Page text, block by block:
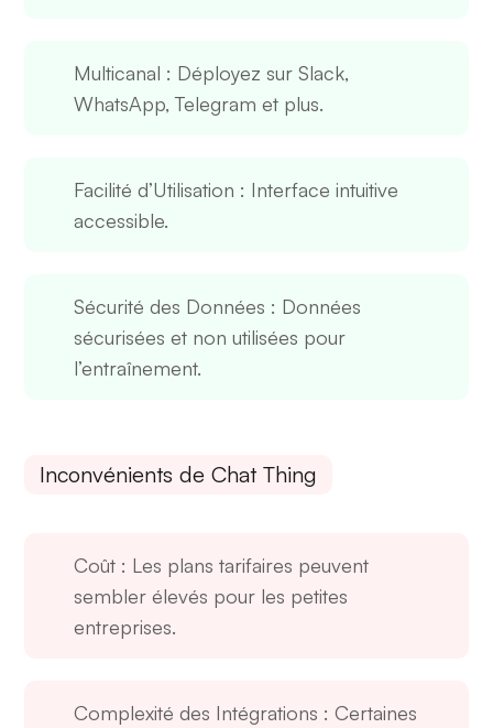
Multicanal : Déployez sur Slack,
WhatsApp, Telegram et plus.
Facilité d’Utilisation : Interface intuitive
accessible.
Sécurité des Données : Données
sécurisées et non utilisées pour
l’entraînement.
Inconvénients de Chat Thing
Coût : Les plans tarifaires peuvent
sembler élevés pour les petites
entreprises.
Complexité des Intégrations : Certaines